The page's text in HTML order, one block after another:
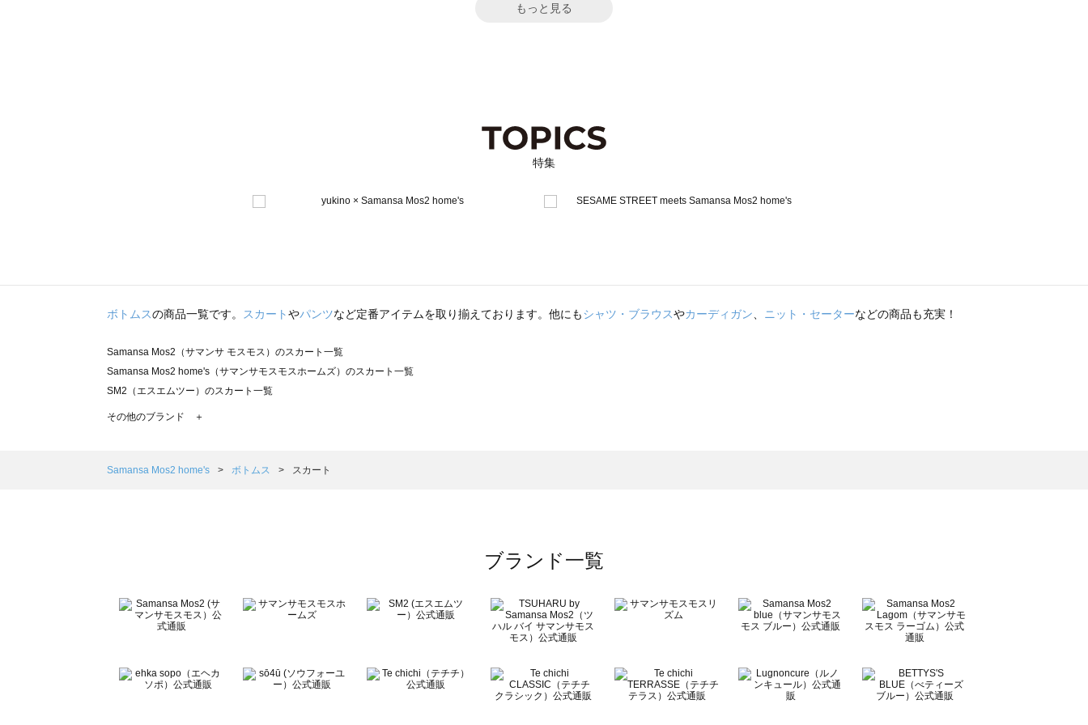
もっと見る
特集
ボトムスの商品一覧です。 スカートやパンツなど定番アイテムを取り揃えております。他にもシャツ・ブラウスやカーディガン ニット・セーターなどの商品も充実！
Samansa Mos2（サマンサ モスモス）のスカート一覧
Samansa Mos2 home's（サマンサモスモスホームズ）のスカート一覧
SM2（エスエムツー）のスカート一覧
TSUHARU by Samansa Mos2（ツハルバイサマンサモスモス）のスカート一覧
Samansa Mos2 Lagom（サマンサモスモス ラーゴム）のスカート一覧
BETTY'S BLUE（べティーズブルー）のスカート一覧
Wpc.（ワールドパーティー）のスカート一覧
その他のブランド ＋
Samansa Mos2 home's ボトムス スカート
ブランド一覧